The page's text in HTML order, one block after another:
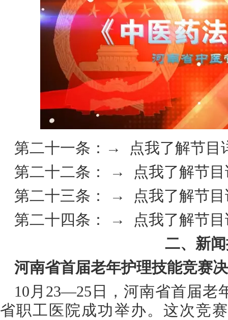
第二十一条： → 点我了解节目
第二十二条：
→ 点我了解节
第二十三条：
→ 点我了解节目
第二十四条：
→ 点我了解节目
二、新
河南省首届老年护理技能竞赛
10月23—25日，河南省首届老
省职工医院成功举办。这次竞